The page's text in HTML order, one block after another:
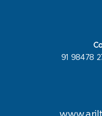
91 98478